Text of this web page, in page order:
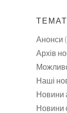
Анонси
Архів
Наші
Новини
Новини